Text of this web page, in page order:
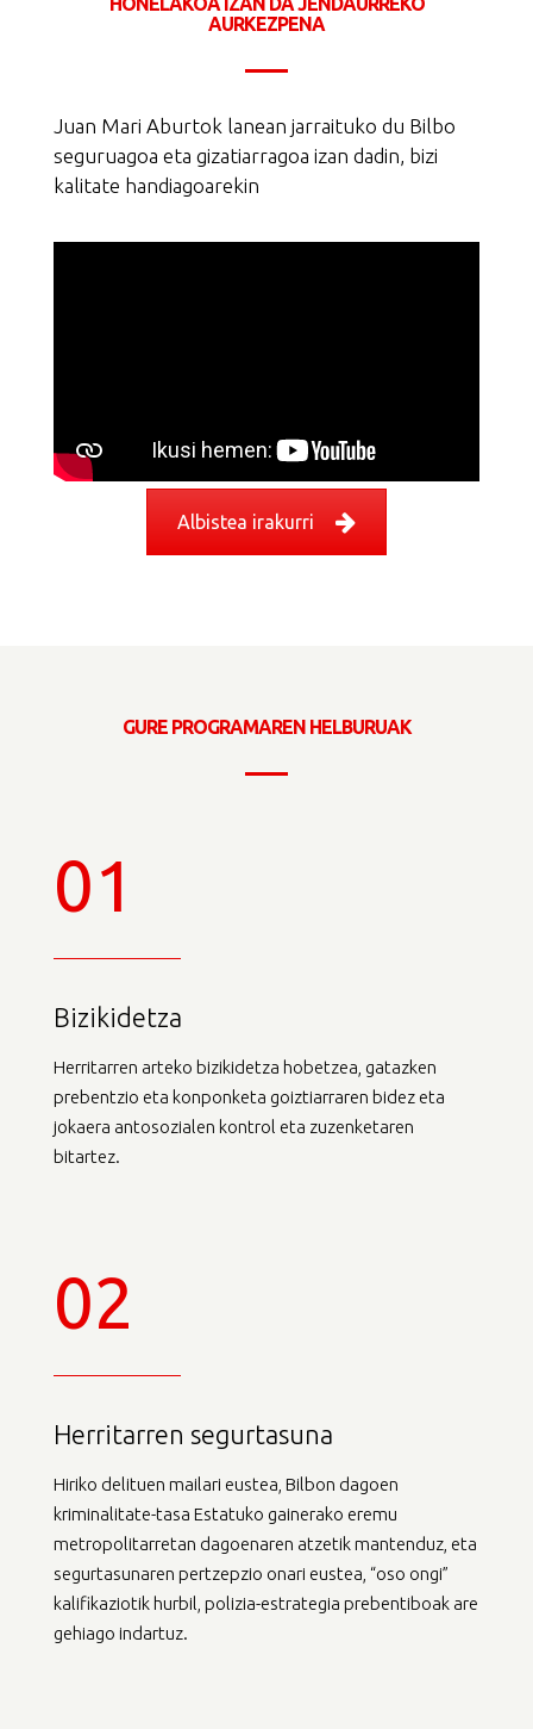
AURKEZPENA
Juan Mari Aburtok lanean jarraituko du Bilbo
seguruagoa eta gizatiarragoa izan dadin, bizi
kalitate handiagoarekin
Albistea irakurri
GURE PROGRAMAREN HELBURUAK
01
Bizikidetza
Herritarren arteko bizikidetza hobetzea, gatazken
prebentzio eta konponketa goiztiarraren bidez eta
jokaera antosozialen kontrol eta zuzenketaren
bitartez.
02
Herritarren segurtasuna
Hiriko delituen mailari eustea, Bilbon dagoen
kriminalitate-tasa Estatuko gainerako eremu
metropolitarretan dagoenaren atzetik mantenduz, eta
segurtasunaren pertzepzio onari eustea, “oso ongi”
kalifikaziotik hurbil, polizia-estrategia prebentiboak are
gehiago indartuz.